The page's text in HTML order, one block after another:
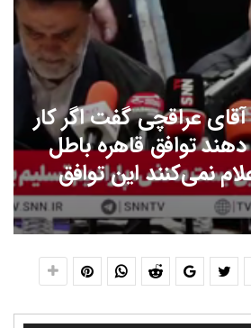
عراقچی گفت اگر کار
توافق قاهره باطل
نمی‌کنند این توافق